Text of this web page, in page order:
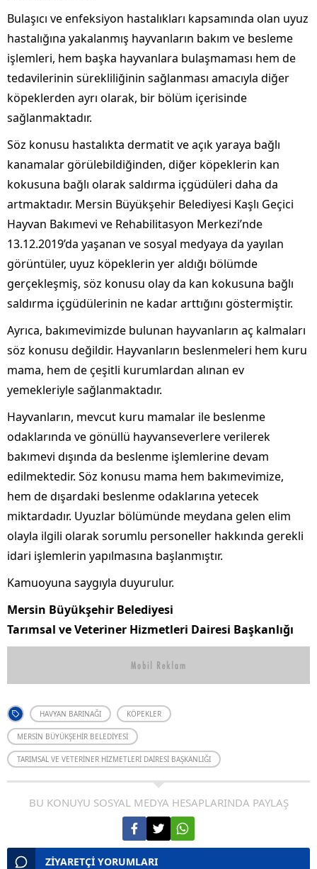
Bulaşıcı ve enfeksiyon hastalıkları kapsamında olan uyuz
hastalığına yakalanmış hayvanların bakım ve besleme
işlemleri, hem başka hayvanlara bulaşmaması hem de
tedavilerinin sürekliliğinin sağlanması amacıyla diğer
köpeklerden ayrı olarak, bir bölüm içerisinde
sağlanmaktadır.
Söz konusu hastalıkta dermatit ve açık yaraya bağlı
kanamalar görülebildiğinden, diğer köpeklerin kan
kokusuna bağlı olarak saldırma içgüdüleri daha da
artmaktadır. Mersin Büyükşehir Belediyesi Kaşlı Geçici
Hayvan Bakımevi ve Rehabilitasyon Merkezi’nde
13.12.2019’da yaşanan ve sosyal medyaya da yayılan
görüntüler, uyuz köpeklerin yer aldığı bölümde
gerçekleşmiş, söz konusu olay da kan kokusuna bağlı
saldırma içgüdülerinin ne kadar arttığını göstermiştir.
Ayrıca, bakımevimizde bulunan hayvanların aç kalmaları
söz konusu değildir. Hayvanların beslenmeleri hem kuru
mama, hem de çeşitli kurumlardan alınan ev
yemekleriyle sağlanmaktadır.
Hayvanların, mevcut kuru mamalar ile beslenme
odaklarında ve gönüllü hayvanseverlere verilerek
bakımevi dışında da beslenme işlemlerine devam
edilmektedir. Söz konusu mama hem bakımevimize,
hem de dışardaki beslenme odaklarına yetecek
miktardadır. Uyuzlar bölümünde meydana gelen elim
olayla ilgili olarak sorumlu personeller hakkında gerekli
idari işlemlerin yapılmasına başlanmıştır.
Kamuoyuna saygıyla duyurulur.
Mersin Büyükşehir Belediyesi
Tarımsal ve Veteriner Hizmetleri Dairesi Başkanlığı
HAVYAN BARINAĞI KÖPEKLER
MERSIN BÜYÜKŞEHIR BELEDIYESI
TARIMSAL VE VETERINER HIZMETLERI DAIRESI BAŞKANLIĞI
BU KONUYU SOSYAL MEDYA HESAPLARINDA PAYLAŞ
ZİYARETÇİ YORUMLARI